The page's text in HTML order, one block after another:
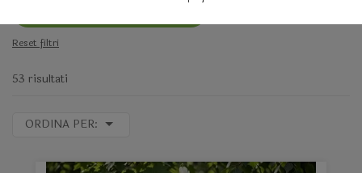
Reset filtri
53 risultati
ORDINA PER: